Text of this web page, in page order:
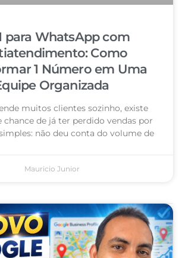
para WhatsApp com
Como
1 Número em Uma
Organizada
muitos clientes sozinho, existe
chance de já ter perdido vendas por
não deu conta do volume de
Mauricio Junior